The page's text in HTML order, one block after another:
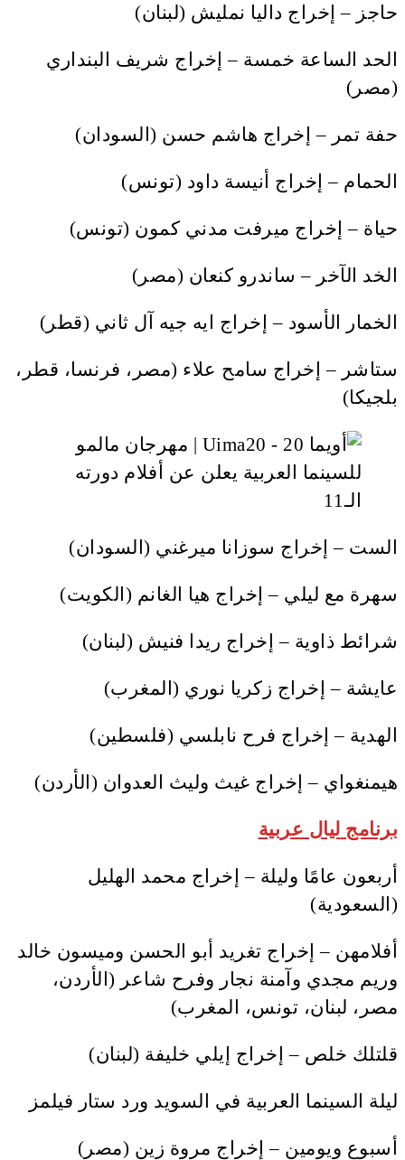
حاجز – إخراج داليا نمليش (لبنان)
الحد الساعة خمسة – إخراج شريف البنداري
(مصر)
حفة تمر – إخراج هاشم حسن (السودان)
الحمام – إخراج أنيسة داود (تونس)
حياة – إخراج ميرفت مدني كمون (تونس)
الخد الآخر – ساندرو كنعان (مصر)
الخمار الأسود – إخراج ايه جيه آل ثاني (قطر)
ستاشر – إخراج سامح علاء (مصر، فرنسا، قطر،
بلجيكا)
الست – إخراج سوزانا ميرغني (السودان)
سهرة مع ليلي – إخراج هيا الغانم (الكويت)
شرائط ذاوية – إخراج ريدا فنيش (لبنان)
عايشة – إخراج زكريا نوري (المغرب)
الهدية – إخراج فرح نابلسي (فلسطين)
هيمنغواي – إخراج غيث وليث العدوان (الأردن)
برنامج ليال عربية
أربعون عامًا وليلة – إخراج محمد الهليل
(السعودية)
أفلامهن – إخراج تغريد أبو الحسن وميسون خالد
وريم مجدي وآمنة نجار وفرح شاعر (الأردن،
مصر، لبنان، تونس، المغرب)
قلتلك خلص – إخراج إيلي خليفة (لبنان)
ليلة السينما العربية في السويد ورد ستار فيلمز
أسبوع ويومين – إخراج مروة زين (مصر)